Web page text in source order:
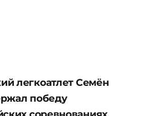
легкоатлет Семён
победу